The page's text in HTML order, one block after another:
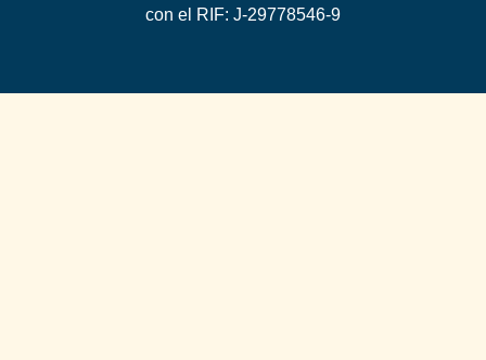
con el RIF: J-29778546-9